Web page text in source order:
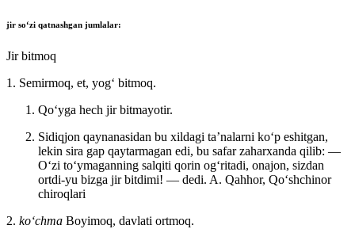
jir soʻzi qatnashgan jumlalar:
Jir bitmoq
1. Semirmoq, et, yogʻ bitmoq.
Qoʻyga hech jir bitmayotir.
Sidiqjon qaynanasidan bu xildagi taʼnalarni koʻp eshitgan,
lekin sira gap qaytarmagan edi, bu safar zaharxanda qilib: —
Oʻzi toʻymaganning salqiti qorin ogʻritadi, onajon, sizdan
ortdi-yu bizga jir bitdimi! — dedi. A. Qahhor, Qoʻshchinor
chiroqlari
2. koʻchma Boyimoq, davlati ortmoq.